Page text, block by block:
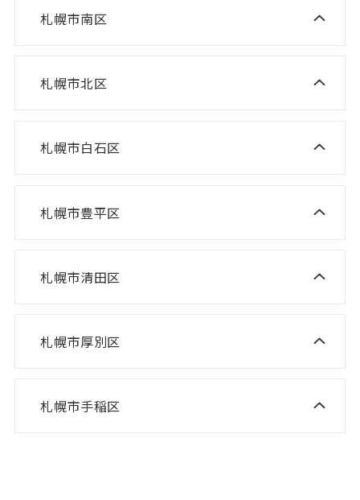
ニスコパーソナル 伏見教室
ニスコパーソナル 桑園教室
ニスコパーソナル 山鼻教室
ニスコパーソナル 環状通東教室
ニスコ進学スクール 山の手教室
ニスコ進学スクール 八軒教室
ニスコパーソナル 宮の沢教室
札幌市南区
札幌市北区
ニスコ進学スクール あいの里教室
ニスコ進学スクール 新琴似教室
札幌市白石区
ニスコ進学スクール 北郷教室
札幌市豊平区
ニスコパーソナル 福住教室
札幌市清田区
ニスコ進学スクール 平岡緑教室
ニスコ進学スクール 平岡中央教室
札幌市厚別区
ニスコ進学スクール 森林公園教室
札幌市手稲区